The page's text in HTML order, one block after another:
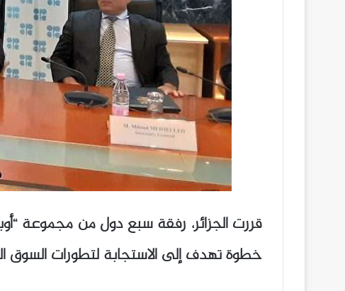
خطوة تهدف إلى الاستجابة لتطورات السوق النفطية